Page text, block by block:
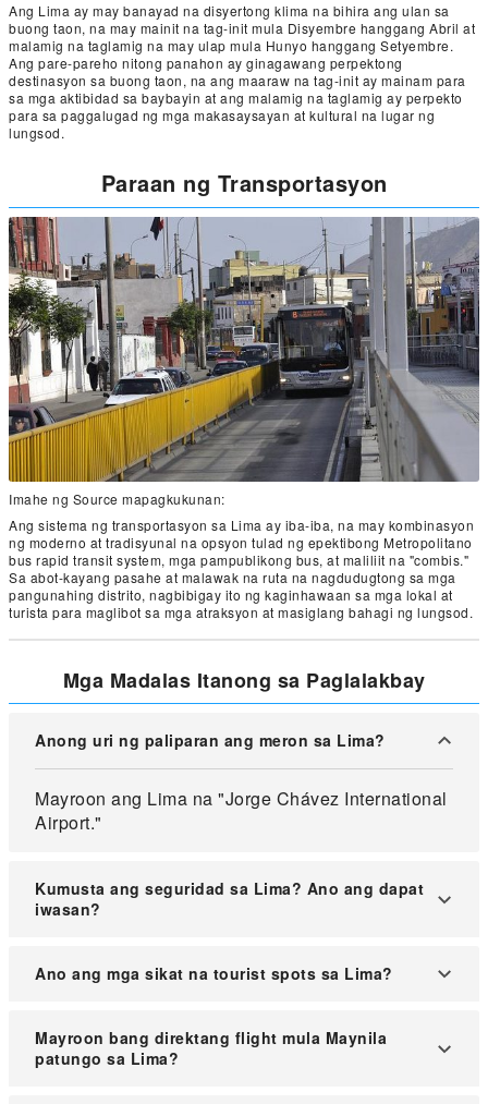
Ang Lima ay may banayad na disyertong klima na bihira ang ulan sa
buong taon, na may mainit na tag-init mula Disyembre hanggang Abril at
malamig na taglamig na may ulap mula Hunyo hanggang Setyembre.
Ang pare-pareho nitong panahon ay ginagawang perpektong
destinasyon sa buong taon, na ang maaraw na tag-init ay mainam para
sa mga aktibidad sa baybayin at ang malamig na taglamig ay perpekto
para sa paggalugad ng mga makasaysayan at kultural na lugar ng
lungsod.
Paraan ng Transportasyon
Imahe ng Source mapagkukunan:
Ang sistema ng transportasyon sa Lima ay iba-iba, na may kombinasyon
ng moderno at tradisyunal na opsyon tulad ng epektibong Metropolitano
bus rapid transit system, mga pampublikong bus, at maliliit na "combis."
Sa abot-kayang pasahe at malawak na ruta na nagdudugtong sa mga
pangunahing distrito, nagbibigay ito ng kaginhawaan sa mga lokal at
turista para maglibot sa mga atraksyon at masiglang bahagi ng lungsod.
Mga Madalas Itanong sa Paglalakbay
Anong uri ng paliparan ang meron sa Lima?
Mayroon ang Lima na "Jorge Chávez International
Airport."
Kumusta ang seguridad sa Lima? Ano ang dapat
iwasan?
Ang seguridad sa Lima ay nagkakaiba depende sa
lugar at hindi laging maaasahan. Iwasan ang mga
mag-ingat. Bagama't mababa ang posibilidad ng
pisikal na pag-atake o pagnanakaw sa mataong
Ano ang mga sikat na tourist spots sa Lima?
Kilala ang Lima sa mga makasaysayang
lansangan na may istilong Espanyol. Sikat na mga
Mayroon bang direktang flight mula Maynila
patungo sa Lima?